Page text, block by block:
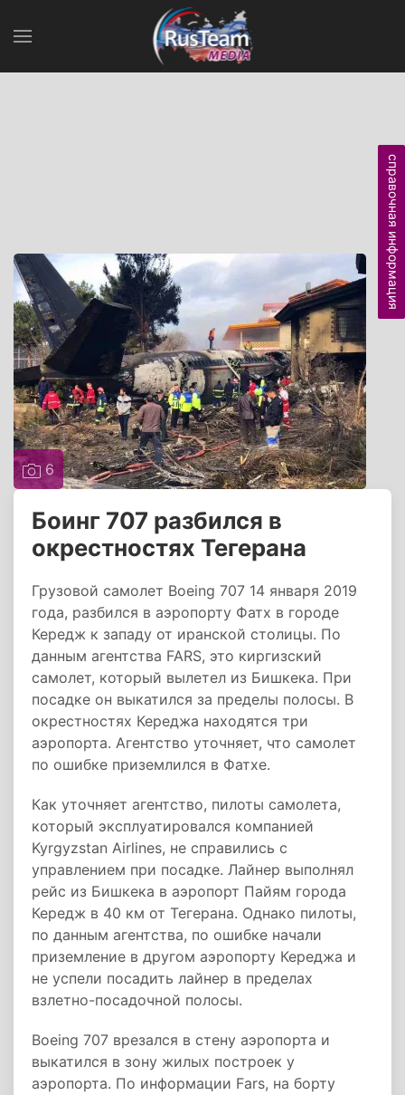
6
Боинг 707 разбился в
окрестностях Тегерана
Грузовой самолет Boeing 707 14 января 2019
года, разбился в аэропорту Фатх в городе
Кередж к западу от иранской столицы. По
данным агентства FARS, это киргизский
самолет, который вылетел из Бишкека. При
посадке он выкатился за пределы полосы. В
окрестностях Кереджа находятся три
аэропорта. Агентство уточняет, что самолет
по ошибке приземлился в Фатхе.
Как уточняет агентство, пилоты самолета,
который эксплуатировался компанией
Kyrgyzstan Airlines, не справились с
управлением при посадке. Лайнер выполнял
рейс из Бишкека в аэропорт Пайям города
Кередж в 40 км от Тегерана. Однако пилоты,
по данным агентства, по ошибке начали
приземление в другом аэропорту Кереджа и
не успели посадить лайнер в пределах
взлетно-посадочной полосы.
Boeing 707 врезался в стену аэропорта и
выкатился в зону жилых построек у
аэропорта. По информации Fars, на борту
справочная информация